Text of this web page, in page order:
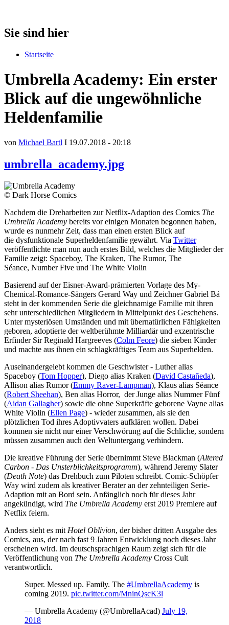
Sie sind hier
Startseite
Umbrella Academy: Ein erster
Blick auf die ungewöhnliche
Heldenfamilie
von Michael Bartl I 19.07.2018 - 20:18
umbrella_academy.jpg
© Dark Horse Comics
Nachdem die Dreharbeiten zur Netflix-Adaption des Comics The
Umbrella Academy bereits vor einigen Monaten begonnen haben,
wurde es nunmehr Zeit, dass man einen ersten Blick auf
die dysfunktionale Superheldenfamilie gewährt. Via Twitter
veröffentlichte man nun auch erstes Bild, welches die Mitglieder der
Familie zeigt: Spaceboy, The Kraken, The Rumor, The
Séance, Number Five und The White Violin
Basierend auf der Eisner-Award-prämierten Vorlage des My-
Chemical-Romance-Sängers Gerard Way und Zeichner Gabriel Bá
steht in der kommenden Serie die gleichnamige Familie mit ihren
sehr unterschiedlichen Mitgliedern in Mittelpunkt des Geschehens.
Unter mysteriösen Umständen und mit übernatürlichen Fähigkeiten
geboren, adoptierte der weltberühmte Milliardär und exzentrische
Erfinder Sir Reginald Hargreeves (Colm Feore) die sieben Kinder
und machte aus ihnen ein schlagkräftiges Team aus Superhelden.
Auseinandergelebt kommen die Geschwister - Luther alias
Spaceboy (Tom Hopper), Diego alias Kraken (David Castañeda),
Allison alias Rumor (Emmy Raver-Lampman), Klaus alias Séance
(Robert Sheehan), Ben alias Horror, der Junge alias Nummer Fünf
(Aidan Gallagher) sowie die ohne Superkräfte geborene Vayne alias
White Violin (Ellen Page) - wieder zusammen, als sie den
plötzlichen Tod ihres Adoptivvaters aufklären wollen. Dabei
kommen sie nicht nur einer Verschwörung auf die Schliche, sondern
müssen zusammen auch den Weltuntergang verhindern.
Die kreative Führung der Serie übernimmt Steve Blackman (Altered
Carbon - Das Unsterblichkeitsprogramm), während Jeremy Slater
(Death Note) das Drehbuch zum Piloten schreibt. Comic-Schöpfer
Way wird zudem als kreativer Berater an der zehnteiligen Serie-
Adaption mit an Bord sein. Anfänglich noch für dieses Jahr
angekündigt, wird The Umbrella Academy erst 2019 Premiere auf
Netflix feiern.
Anders sieht es mit Hotel Oblivion, der bisher dritten Ausgabe des
Comics, aus, der nach fast 9 Jahren Entwicklung noch dieses Jahr
erscheinen wird. Im deutschsprachigen Raum zeigt sich für die
Veröffentlichung von The Umbrella Academy Cross Cult
verantwortlich.
Super. Messed up. Family. The #UmbrellaAcademy is
coming 2019. pic.twitter.com/MninQscK3l
— Umbrella Academy (@UmbrellaAcad) July 19,
2018